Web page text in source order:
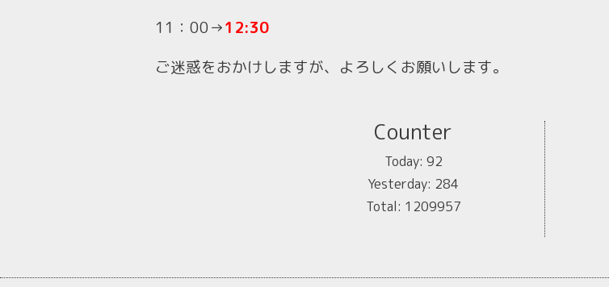
11：00→12:30
ご迷惑をおかけしますが、よろしくお願いします。
Counter
Today: 92
Yesterday: 284
Total: 1209957